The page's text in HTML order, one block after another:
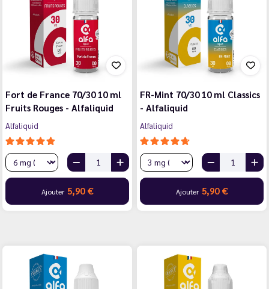
Fort de France 70/30 10 ml
Fruits Rouges - Alfaliquid
Alfaliquid
Ajouter 5,90 €
FR-Mint 70/30 10 ml Classics
- Alfaliquid
Alfaliquid
Ajouter 5,90 €